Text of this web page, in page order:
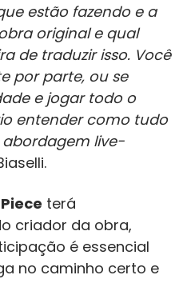
estão fazendo e a
original e qual
de traduzir isso. Você
por parte, ou se
e jogar todo o
entender como tudo
live-
terá
criador da obra,
é essencial
no caminho certo e